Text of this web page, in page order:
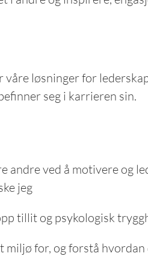
våre løsninger for
seg i karrieren sin.
andre ved å motivere og
jeg
tillit og psykologisk
miljø for, og forstå